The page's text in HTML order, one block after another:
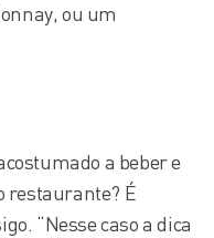
ou um
a beber e
restaurante? É
“Nesse caso a dica